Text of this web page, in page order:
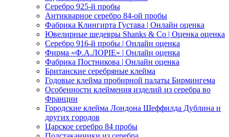
Серебро 925-й пробы
Антикварное серебро 84-ой пробы
Фабрика Клингирта Густава | Онлайн оценка
Ювелирные шедевры Shanks & Co | Оценка оценка
Серебро 916-й пробы | Онлайн оценка
Фирма «Ф.А.ЛОРIЕ» | Онлайн оценка
Фабрика Постникова | Онлайн оценка
Британские серебряные клейма
Годовые клейма пробирной палаты Бирмингема
Особенности клеймения изделий из серебра во
Франции
Городские клейма Лондона Шеффилда Дублина и
других городов
Царское серебро 84 пробы